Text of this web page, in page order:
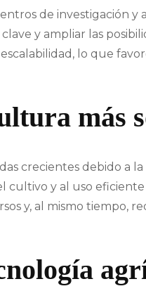
de investigación y
y ampliar las
lo que
más
crecientes debido a la
y al uso eficiente
y, al mismo tiempo,